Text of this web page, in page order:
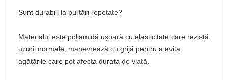
Sunt durabili la purtări repetate?
Materialul este poliamidă ușoară cu elasticitate care rezistă
uzurii normale; manevrează cu grijă pentru a evita
agățările care pot afecta durata de viață.